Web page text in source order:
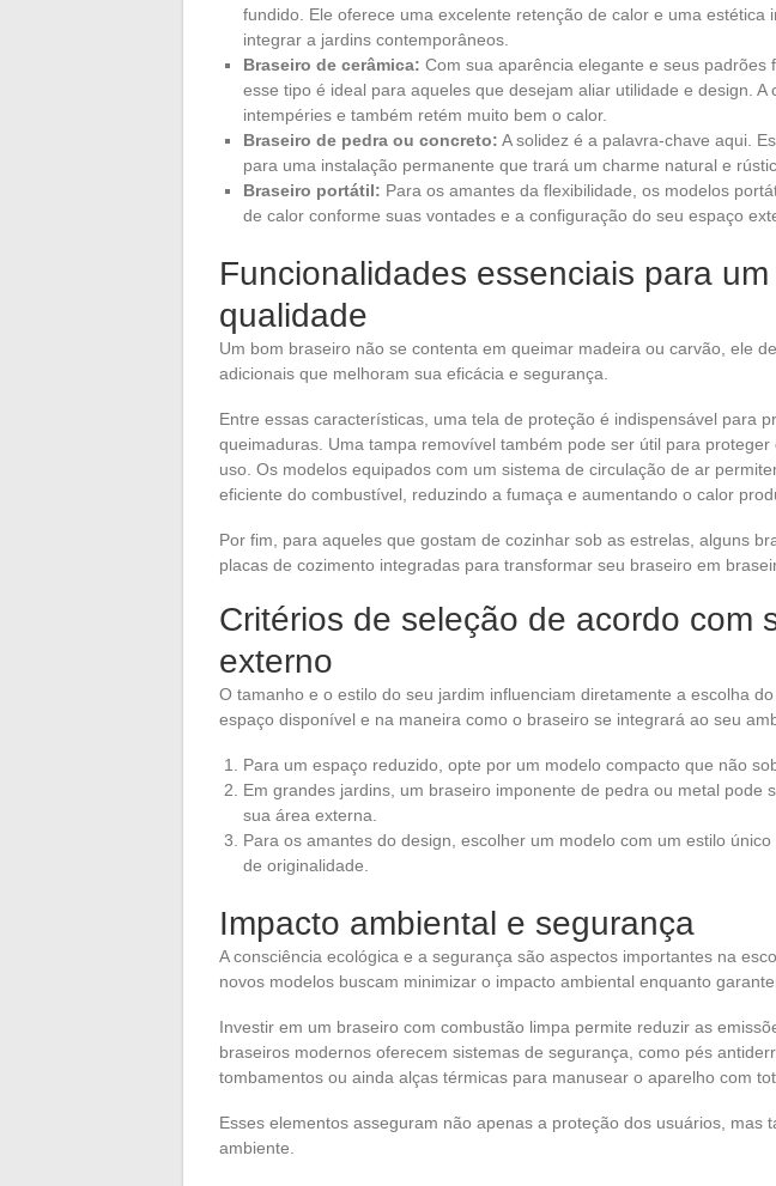
fundido. Ele oferece uma excelente retenção de calor e uma estética
integrar a jardins contemporâneos.
Braseiro de cerâmica: Com sua aparência elegante e seus padrões
esse tipo é ideal para aqueles que desejam aliar utilidade e design. A
intempéries e também retém muito bem o calor.
Braseiro de pedra ou concreto: A solidez é a palavra-chave aqui.
para uma instalação permanente que trará um charme natural e
Braseiro portátil: Para os amantes da flexibilidade, os modelos
de calor conforme suas vontades e a configuração do seu espaço
Funcionalidades essenciais para
qualidade
Um bom braseiro não se contenta em queimar madeira ou carvão, ele
adicionais que melhoram sua eficácia e segurança.
Entre essas características, uma tela de proteção é indispensável para
queimaduras. Uma tampa removível também pode ser útil para
uso. Os modelos equipados com um sistema de circulação de ar
eficiente do combustível, reduzindo a fumaça e aumentando o calor
Por fim, para aqueles que gostam de cozinhar sob as estrelas, alguns
placas de cozimento integradas para transformar seu braseiro em
Critérios de seleção de acordo com
externo
O tamanho e o estilo do seu jardim influenciam diretamente a escolha
espaço disponível e na maneira como o braseiro se integrará ao seu
Para um espaço reduzido, opte por um modelo compacto que não
Em grandes jardins, um braseiro imponente de pedra ou metal pode
sua área externa.
Para os amantes do design, escolher um modelo com um estilo
de originalidade.
Impacto ambiental e segurança
A consciência ecológica e a segurança são aspectos importantes na
novos modelos buscam minimizar o impacto ambiental enquanto
Investir em um braseiro com combustão limpa permite reduzir as
braseiros modernos oferecem sistemas de segurança, como pés
tombamentos ou ainda alças térmicas para manusear o aparelho com
Esses elementos asseguram não apenas a proteção dos usuários, mas
ambiente.